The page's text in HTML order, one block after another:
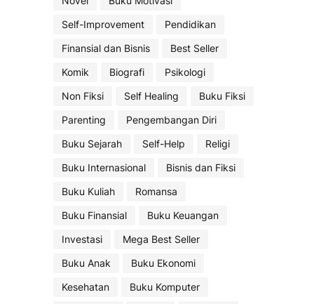
Self-Improvement
Pendidikan
Finansial dan Bisnis
Best Seller
Komik
Biografi
Psikologi
Non Fiksi
Self Healing
Buku Fiksi
Parenting
Pengembangan Diri
Buku Sejarah
Self-Help
Religi
Buku Internasional
Bisnis dan Fiksi
Buku Kuliah
Romansa
Buku Finansial
Buku Keuangan
Investasi
Mega Best Seller
Buku Anak
Buku Ekonomi
Kesehatan
Buku Komputer